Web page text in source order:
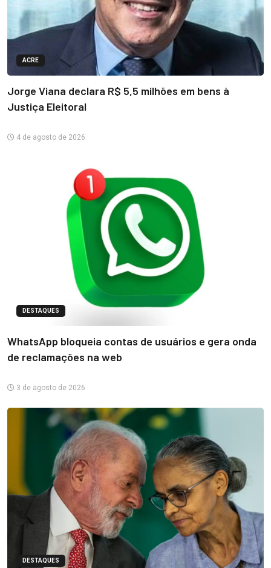
ACRE
Jorge Viana declara R$ 5,5 milhões em bens à
Justiça Eleitoral
4 de agosto de 2026
DESTAQUES
WhatsApp bloqueia contas de usuários e gera onda
de reclamações na web
3 de agosto de 2026
DESTAQUES